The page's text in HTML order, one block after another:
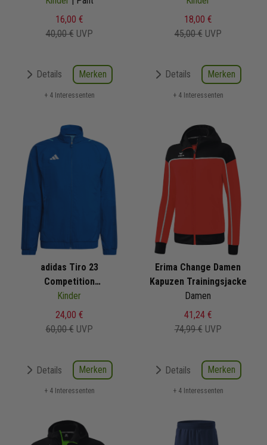
16,00 €
40,00 € UVP
Details Merken
+ 4 Interessenten
18,00 €
45,00 € UVP
Details Merken
+ 4 Interessenten
adidas Tiro 23
Competition
Präsentationsjacke
Kinder
24,00 €
60,00 € UVP
Details Merken
+ 4 Interessenten
Erima Change Damen
Kapuzen Trainingsjacke
Damen
41,24 €
74,99 € UVP
Details Merken
+ 4 Interessenten